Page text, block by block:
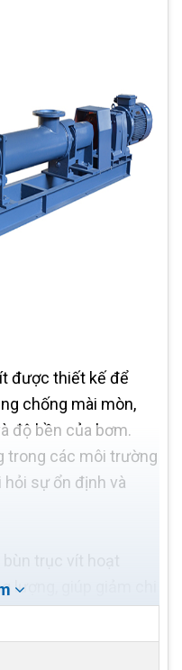
được thiết kế để
chống mài mòn,
độ bền của bơm.
trong các môi trường
sự ổn định và
lượng, giúp giảm chi
vận hành của
bảo hiệu suất tốt
hơn so với nhiều